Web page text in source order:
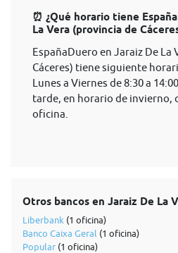
⏰ ¿Qué horario tiene
La Vera (provincia de
EspañaDuero en Jaraiz De La
Cáceres) tiene siguiente
Lunes a Viernes de 8:30 a
tarde, en horario de invierno,
oficina.
Otros bancos en Jaraiz De La
Liberbank (1 oficina)
Banco Caixa Geral (1 oficina)
Popular (1 oficina)